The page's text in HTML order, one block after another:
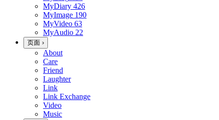
MyDiary 426
MyImage 190
MyVideo 63
MyAudio 22
页面 ›
About
Care
Friend
Laughter
Link
Link Exchange
Video
Music